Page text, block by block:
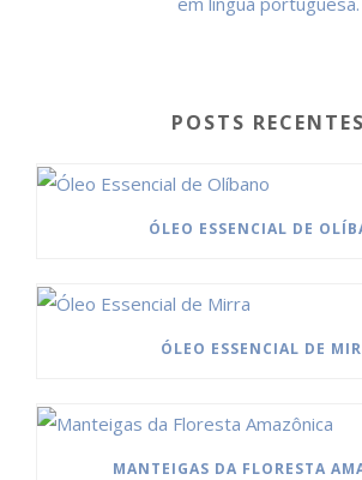
POSTS RECENTES
ÓLEO ESSENCIAL DE
ÓLEO ESSENCIAL DE
MANTEIGAS DA FLORESTA